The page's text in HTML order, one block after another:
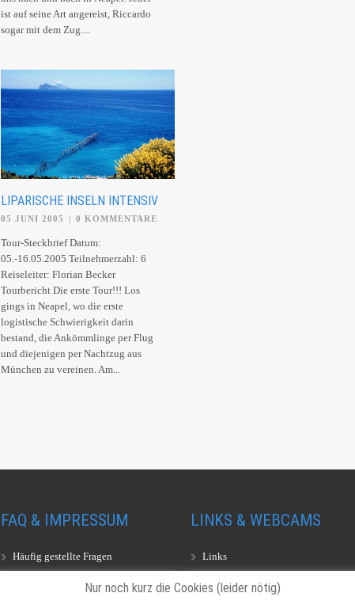
ist auf seine Art angereist, Riccardo
sogar mit dem Zug....
LIPARISCHE INSELN INTENSIV
05 JUNI 2005 | 0 KOMMENTARE
Tour-Steckbrief Datum:
05.-16.05.2005 Teilnehmerzahl: 6
Reiseleiter: Florian Becker
Tourbericht Die erste Tour!!! Los
gings in Neapel, wo die erste
logistische Schwierigkeit darin
bestand, die Ankömmlinge per Flug
und diejenigen per Nachtzug aus
München zu vereinen. Am...
FAQ & IMPRESSUM
Häufig gestellte Fragen
LINKS & WEBCAMS
Links
Webcams
Nur noch kurz die Cookies (leider nötig)